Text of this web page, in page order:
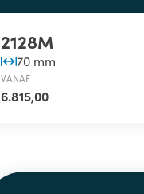
2128M
70 mm
VANAF
6.815,00